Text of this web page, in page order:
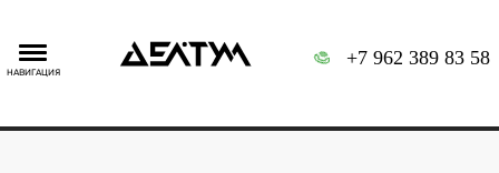
НАВИГАЦИЯ
+7 962 389 83 58